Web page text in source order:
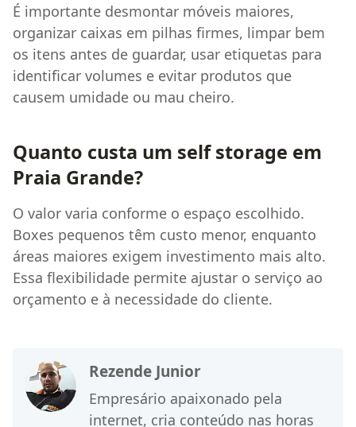
É importante desmontar móveis maiores,
organizar caixas em pilhas firmes, limpar bem
os itens antes de guardar, usar etiquetas para
identificar volumes e evitar produtos que
causem umidade ou mau cheiro.
Quanto custa um self storage em
Praia Grande?
O valor varia conforme o espaço escolhido.
Boxes pequenos têm custo menor, enquanto
áreas maiores exigem investimento mais alto.
Essa flexibilidade permite ajustar o serviço ao
orçamento e à necessidade do cliente.
Rezende Junior
Empresário apaixonado pela
internet, cria conteúdo nas horas